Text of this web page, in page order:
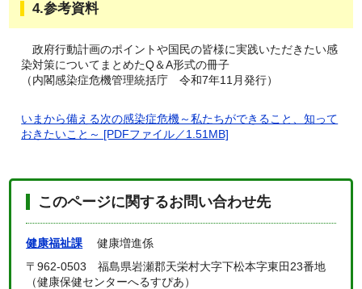
4.参考資料
政府行動計画のポイントや国民の皆様に実践いただきたい感
染対策についてまとめたQ＆A形式の冊子
（内閣感染症危機管理統括庁 令和7年11月発行）
いまから備える次の感染症危機～私たちができること、知って
おきたいこと～ [PDFファイル／1.51MB]
このページに関するお問い合わせ先
健康福祉課 健康増進係
〒962-0503 福島県岩瀬郡天栄村大字下松本字東田23番地
（健康保健センターへるすぴあ）